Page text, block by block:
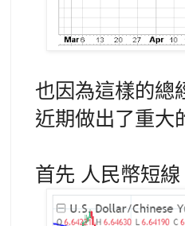
也因為這樣的總
近期做出了重大
首先 人民幣短